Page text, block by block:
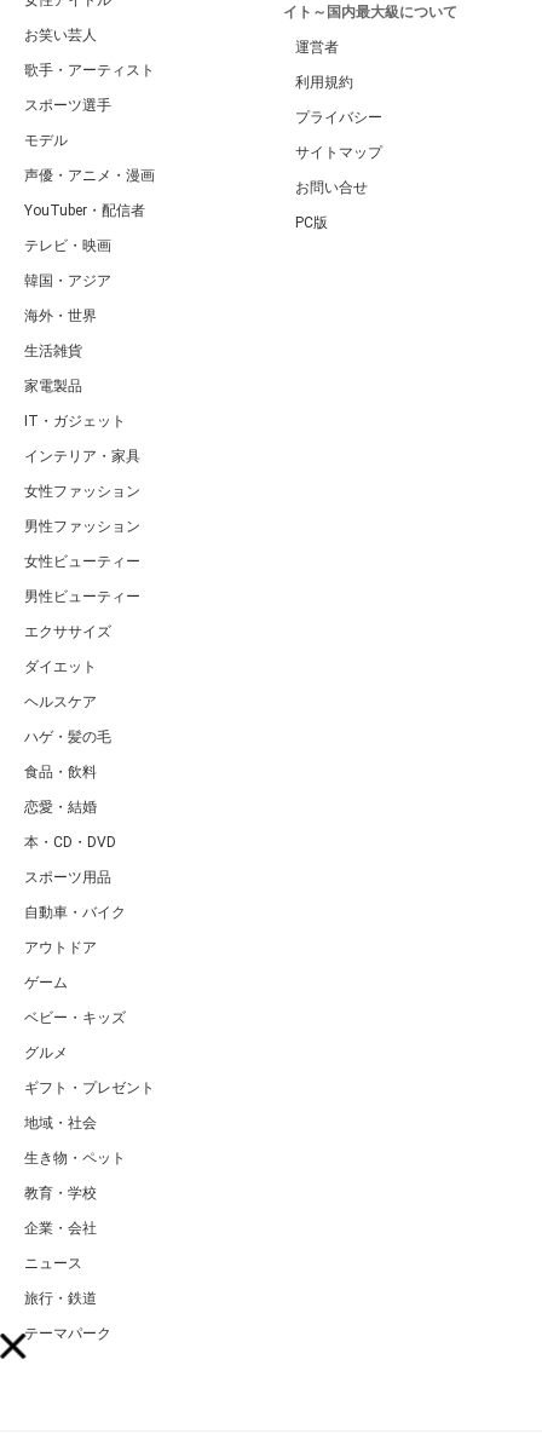
お笑い芸人
歌手・アーティスト
スポーツ選手
モデル
声優・アニメ・漫画
YouTuber・配信者
テレビ・映画
韓国・アジア
海外・世界
生活雑貨
家電製品
IT・ガジェット
インテリア・家具
女性ファッション
男性ファッション
女性ビューティー
男性ビューティー
エクササイズ
ダイエット
ヘルスケア
ハゲ・髪の毛
食品・飲料
恋愛・結婚
本・CD・DVD
スポーツ用品
自動車・バイク
アウトドア
ゲーム
ベビー・キッズ
グルメ
ギフト・プレゼント
地域・社会
生き物・ペット
教育・学校
企業・会社
ニュース
旅行・鉄道
テーマパーク
イト～国内最大級について
運営者
利用規約
プライバシー
サイトマップ
お問い合せ
PC版